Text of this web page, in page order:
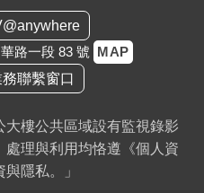
路一段 83 號 MAP
聯繫窗口
大樓公共區域設有監視錄影
理與利用均恪遵《個人資
隱私。」